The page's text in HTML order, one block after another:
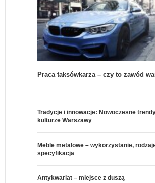
Praca taksówkarza – czy to zawód
Tradycje i innowacje: Nowoczesne
kulturze Warszawy
Meble metalowe – wykorzystanie,
specyfikacja
Antykwariat – miejsce z duszą